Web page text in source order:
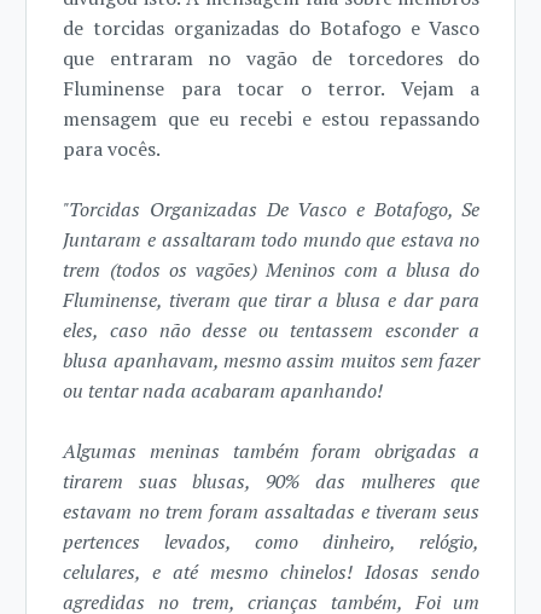
de torcidas organizadas do Botafogo e Vasco
que entraram no vagão de torcedores do
Fluminense para tocar o terror. Vejam a
mensagem que eu recebi e estou repassando
para vocês.
"Torcidas Organizadas De Vasco e Botafogo, Se
Juntaram e assaltaram todo mundo que estava no
trem (todos os vagões) Meninos com a blusa do
Fluminense, tiveram que tirar a blusa e dar para
eles, caso não desse ou tentassem esconder a
blusa apanhavam, mesmo assim muitos sem fazer
ou tentar nada acabaram apanhando!
Algumas meninas também foram obrigadas a
tirarem suas blusas, 90% das mulheres que
estavam no trem foram assaltadas e tiveram seus
pertences levados, como dinheiro, relógio,
celulares, e até mesmo chinelos! Idosas sendo
agredidas no trem, crianças também, Foi um